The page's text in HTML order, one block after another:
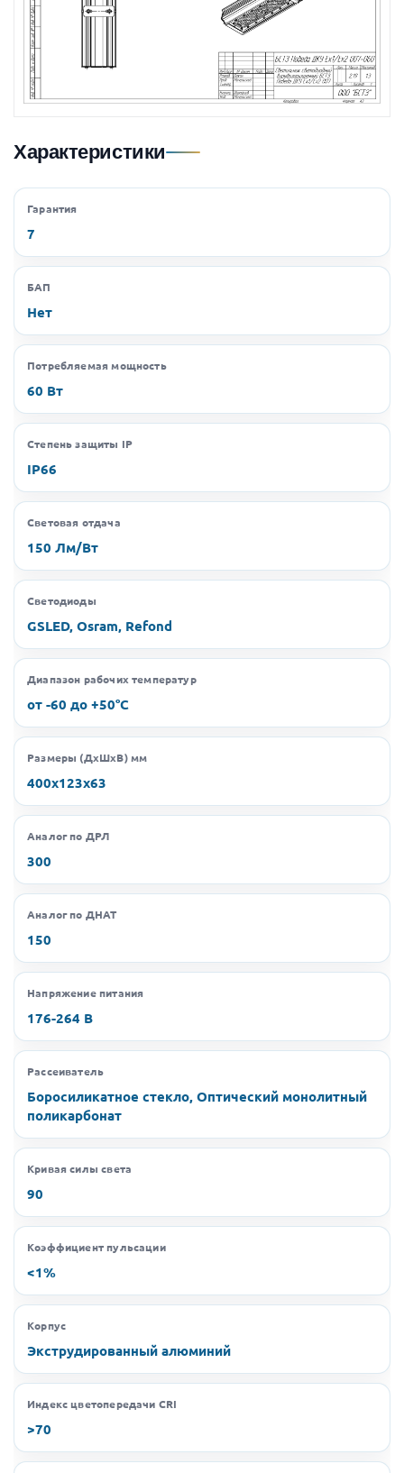
Характеристики
Гарантия
7
БАП
Нет
Потребляемая мощность
60 Вт
Степень защиты IP
IP66
Световая отдача
150 Лм/Вт
Светодиоды
GSLED, Osram, Refond
Диапазон рабочих температур
от -60 до +50°C
Размеры (ДхШхВ) мм
400х123х63
Аналог по ДРЛ
300
Аналог по ДНАТ
150
Напряжение питания
176-264 В
Рассеиватель
Боросиликатное стекло, Оптический монолитный
поликарбонат
Кривая силы света
90
Коэффициент пульсации
<1%
Корпус
Экструдированный алюминий
Индекс цветопередачи CRI
>70